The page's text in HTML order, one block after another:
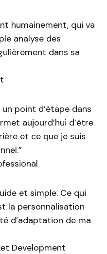
humainement, qui va
analyse des
dans sa
un point d’étape dans
aujourd’hui d’être
et ce que je suis
et simple. Ce qui
la personnalisation
d’adaptation de ma
Development